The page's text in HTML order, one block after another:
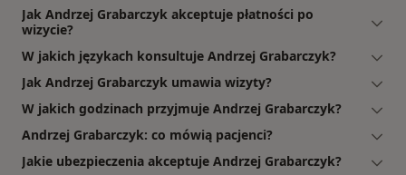
Jak Andrzej Grabarczyk akceptuje płatności po
wizycie?
W jakich językach konsultuje Andrzej Grabarczyk?
Jak Andrzej Grabarczyk umawia wizyty?
W jakich godzinach przyjmuje Andrzej Grabarczyk?
Andrzej Grabarczyk: co mówią pacjenci?
Jakie ubezpieczenia akceptuje Andrzej Grabarczyk?